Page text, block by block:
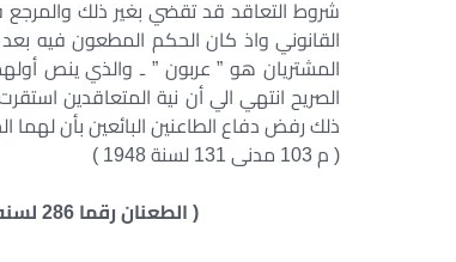
شروط التعاقد قد تقضي بغير ذلك والمرجع
القانوني واذ كان الحكم المطعون فيه
المشتريان هو ” عربون ” ـ والذي ينص
الصريح انتهي الي أن نية المتعاقدين
ذلك رفض دفاع الطاعنين البائعين بأن لهما
( م 103 مدنى 131 لسنة 1948 )
( الطعنان رقما 286 لسنه 38 ق و 35 لسنة 39 ق جلسة 1975/2/23 س 26 ص 457 )